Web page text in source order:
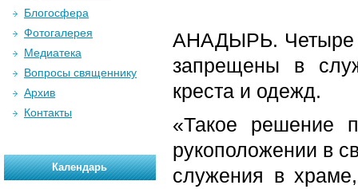
АНАДЫРЬ. Четыре
запрещены в
креста и одежд.
«Такое решение
рукоположении в
служения в
Блогосфера
Фотогалерея
Медиатека
Вопросы священнику
Архив
Контакты
Календарь